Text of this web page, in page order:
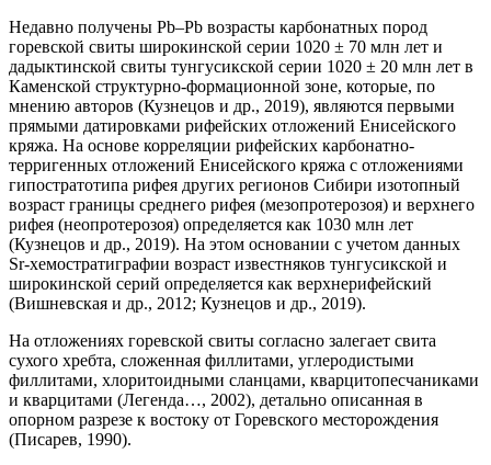
Недавно получены Pb–Pb возрасты карбонатных пород
горевской свиты широкинской серии 1020 ± 70 млн лет и
дадыктинской свиты тунгусикской серии 1020 ± 20 млн лет в
Каменской структурно-формационной зоне, которые, по
мнению авторов (Кузнецов и др., 2019), являются первыми
прямыми датировками рифейских отложений Енисейского
кряжа. На основе корреляции рифейских карбонатно-
терригенных отложений Енисейского кряжа с отложениями
гипостратотипа рифея других регионов Сибири изотопный
возраст границы среднего рифея (мезопротерозоя) и верхнего
рифея (неопротерозоя) определяется как 1030 млн лет
(Кузнецов и др., 2019). На этом основании с учетом данных
Sr-хемостратиграфии возраст известняков тунгусикской и
широкинской серий определяется как верхнерифейский
(Вишневская и др., 2012; Кузнецов и др., 2019).
На отложениях горевской свиты согласно залегает свита
сухого хребта, сложенная филлитами, углеродистыми
филлитами, хлоритоидными сланцами, кварцитопесчаниками
и кварцитами (Легенда…, 2002), детально описанная в
опорном разрезе к востоку от Горевского месторождения
(Писарев, 1990).